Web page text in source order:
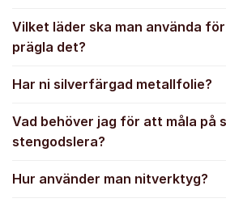
Vilket läder ska man använda
prägla det?
Har ni silverfärgad metallfolie?
Vad behöver jag för att måla på
stengodslera?
Hur använder man nitverktyg?